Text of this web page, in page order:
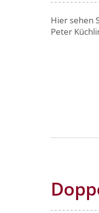
Hier sehen
Peter